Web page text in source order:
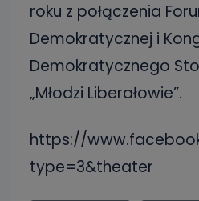
roku z połączenia
Demokratycznej i
Demokratycznego
„Młodzi Liberałowie”.
https://
type=3&theater